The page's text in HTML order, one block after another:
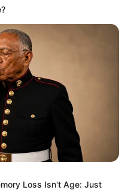
Loss Isn't Age: Just